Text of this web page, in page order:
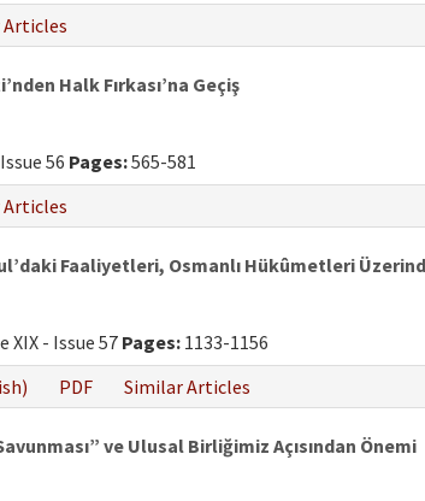
Halk Fırkası’na Geçiş
56 Pages:565-581
Faaliyetleri, Osmanlı Hükûmetleri
XIX - Issue 57Pages: 1133-1156
PDF Similar Articles
ve Ulusal Birliğimiz Açısından Önemi